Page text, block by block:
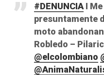
#DENUNCIA I
presuntamente
moto
Robledo –
@elcolombiano